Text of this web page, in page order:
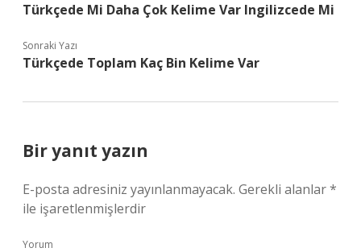
Türkçede Mi Daha Çok Kelime Var Ingilizcede Mi
Sonraki Yazı
Türkçede Toplam Kaç Bin Kelime Var
Bir yanıt yazın
E-posta adresiniz yayınlanmayacak. Gerekli alanlar*
ile işaretlenmişlerdir
Yorum